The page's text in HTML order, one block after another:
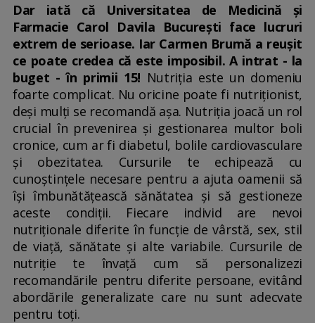
Dar iată că Universitatea de Medicină și
Farmacie Carol Davila București face lucruri
extrem de serioase. Iar Carmen Brumă a reușit
ce poate credea că este imposibil. A intrat - la
buget - în primii 15! Nutriția este un domeniu
foarte complicat. Nu oricine poate fi nutriționist,
deși mulți se recomandă așa. Nutriția joacă un rol
crucial în prevenirea și gestionarea multor boli
cronice, cum ar fi diabetul, bolile cardiovasculare
și obezitatea. Cursurile te echipează cu
cunoștințele necesare pentru a ajuta oamenii să
își îmbunătățească sănătatea și să gestioneze
aceste condiții. Fiecare individ are nevoi
nutriționale diferite în funcție de vârstă, sex, stil
de viață, sănătate și alte variabile. Cursurile de
nutriție te învață cum să personalizezi
recomandările pentru diferite persoane, evitând
abordările generalizate care nu sunt adecvate
pentru toți.